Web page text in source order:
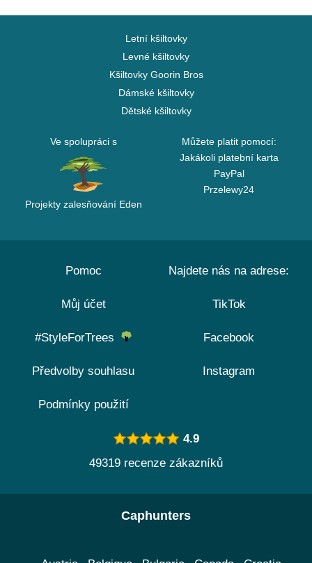
Letní kšiltovky
Levné kšiltovky
Kšiltovky Goorin Bros
Dámské kšiltovky
Dětské kšiltovky
Ve spolupráci s
Projekty zalesňování Eden
Můžete platit pomocí:
Jakákoli platební karta
PayPal
Przelewy24
Pomoc
Můj účet
#StyleForTrees
Předvolby souhlasu
Podmínky použití
Najdete nás na adrese:
TikTok
Facebook
Instagram
4.9
49319 recenze zákazníků
Caphunters